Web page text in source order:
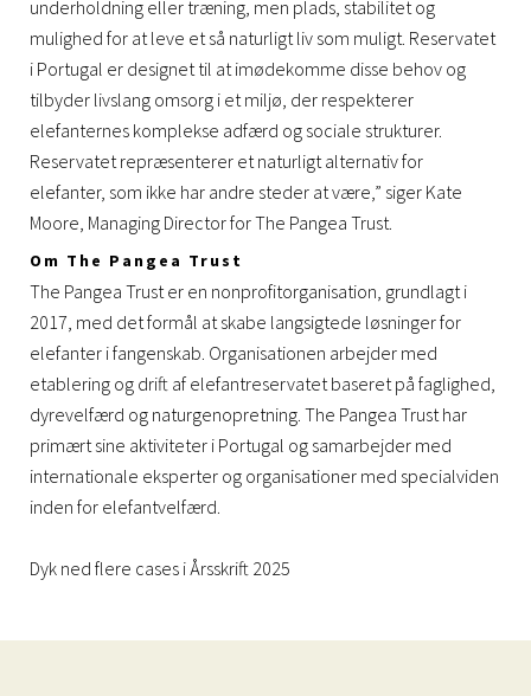
underholdning eller træning, men plads, stabilitet og
mulighed for at leve et så naturligt liv som muligt. Reservatet
i Portugal er designet til at imødekomme disse behov og
tilbyder livslang omsorg i et miljø, der respekterer
elefanternes komplekse adfærd og sociale strukturer.
Reservatet repræsenterer et naturligt alternativ for
elefanter, som ikke har andre steder at være,” siger Kate
Moore, Managing Director for The Pangea Trust.
Om The Pangea Trust
The Pangea Trust er en nonprofitorganisation, grundlagt i
2017, med det formål at skabe langsigtede løsninger for
elefanter i fangenskab. Organisationen arbejder med
etablering og drift af elefantreservatet baseret på faglighed,
dyrevelfærd og naturgenopretning. The Pangea Trust har
primært sine aktiviteter i Portugal og samarbejder med
internationale eksperter og organisationer med specialviden
inden for elefantvelfærd.
Dyk ned flere cases iÅrsskrift 2025